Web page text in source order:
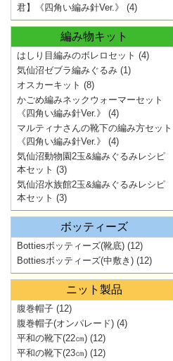
君】《四角い編み針Ver.》
(4)
編み物キット
はしり目編みのボレロセット (4)
気仙沼ゼブラ編みぐるみ (1)
オスカーキット (8)
かごめ編みネックウォーマーセット
《四角い編み針Ver.》
(4)
マルティナさんの靴下の編み方セット
《四角い編み針Ver.》
(4)
気仙沼動物園2玉&編みぐるみレシピ
本セット (3)
気仙沼水族館2玉&編みぐるみレシピ
本セット (3)
ボッティーズ
Bottiesボッティーズ(靴底) (12)
Bottiesボッティーズ(中敷き) (12)
ニット製品
腹巻帽子 (12)
腹巻帽子(オンパレード) (4)
平和の靴下(22㎝) (12)
平和の靴下(23㎝) (12)